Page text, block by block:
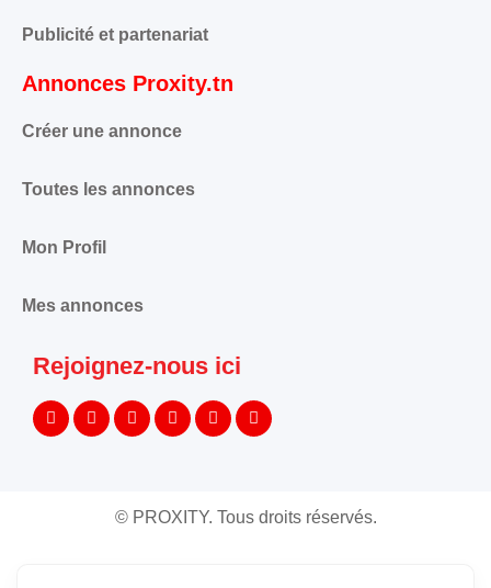
Publicité et partenariat
Annonces Proxity.tn
Créer une annonce
Toutes les annonces
Mon Profil
Mes annonces
Rejoignez-nous ici
© PROXITY. Tous droits réservés.